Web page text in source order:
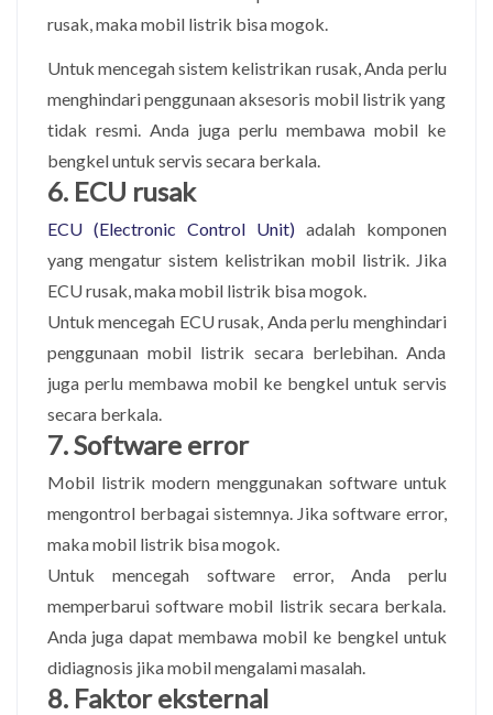
rusak, maka mobil listrik bisa mogok.
Untuk mencegah sistem kelistrikan rusak, Anda perlu
menghindari penggunaan aksesoris mobil listrik yang
tidak resmi. Anda juga perlu membawa mobil ke
bengkel untuk servis secara berkala.
6. ECU rusak
ECU (Electronic Control Unit)adalah komponen
yang mengatur sistem kelistrikan mobil listrik. Jika
ECU rusak, maka mobil listrik bisa mogok.
Untuk mencegah ECU rusak, Anda perlu menghindari
penggunaan mobil listrik secara berlebihan. Anda
juga perlu membawa mobil ke bengkel untuk servis
secara berkala.
7. Software error
Mobil listrik modern menggunakan software untuk
mengontrol berbagai sistemnya. Jika software error,
maka mobil listrik bisa mogok.
Untuk mencegah software error, Anda perlu
memperbarui software mobil listrik secara berkala.
Anda juga dapat membawa mobil ke bengkel untuk
didiagnosis jika mobil mengalami masalah.
8. Faktor eksternal